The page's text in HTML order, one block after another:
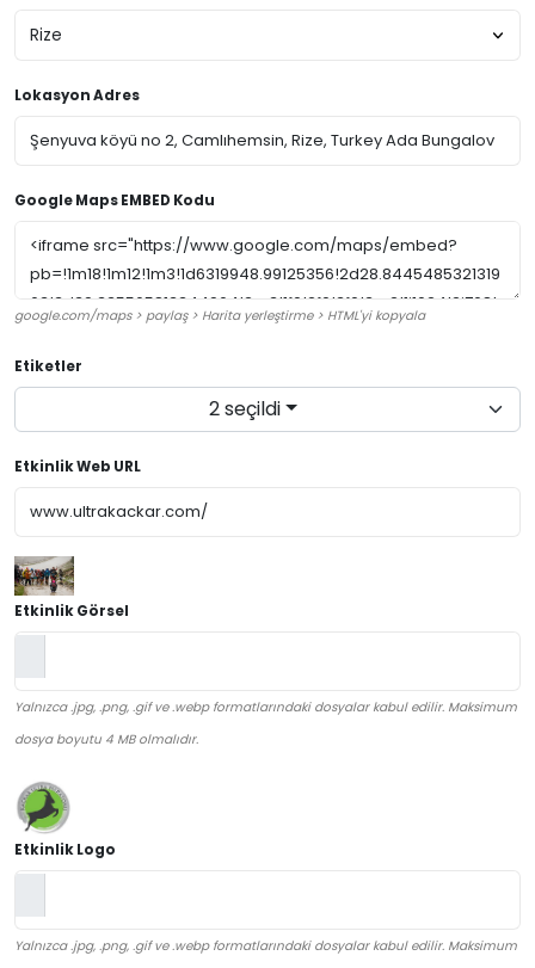
Lokasyon Adres
Google Maps EMBED Kodu
google.com/maps > paylaş > Harita yerleştirme > HTML'yi kopyala
Etiketler
2 seçildi
Etkinlik Web URL
Etkinlik Görsel
Yalnızca .jpg, .png, .gif ve .webp formatlarındaki dosyalar kabul edilir. Maksimum
dosya boyutu 4 MB olmalıdır.
Etkinlik Logo
Yalnızca .jpg, .png, .gif ve .webp formatlarındaki dosyalar kabul edilir. Maksimum